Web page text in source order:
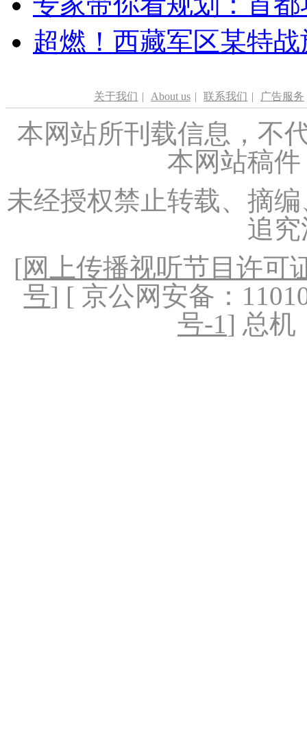
超燃！西藏军区某特
关于我们 | About us | 联系我们 | 广告服务
本网站所刊载信息，不
本网站稿
未经授权禁止转载、摘
追
[网上传播视听节目许可
号] [ 京公网安备：
号-1] 总机